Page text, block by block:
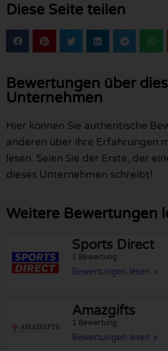
Diese Seite teilen
Bewertungen über
Unternehmen
Hier können Sie authentische
anderen über ihre Erfahrungen
lesen. Seien Sie der Erste, der
dieses Unternehmen schreibt!
Weitere Bewertungen
Sports Direct
1 Bewertung
Bewertungen lesen »
Amazgifts
1 Bewertung
Bewertungen lesen »